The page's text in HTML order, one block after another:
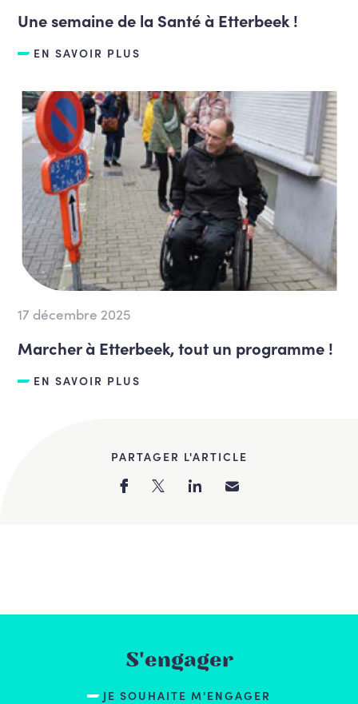
Une semaine de la Santé à Etterbeek !
EN SAVOIR PLUS
17 décembre 2025
Marcher à Etterbeek, tout un programme !
EN SAVOIR PLUS
PARTAGER L'ARTICLE
S'engager
JE SOUHAITE M'ENGAGER